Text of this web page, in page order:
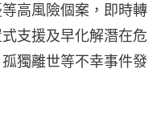
高風險個案，即時轉
支援及早化解潛在危
獨離世等不幸事件發